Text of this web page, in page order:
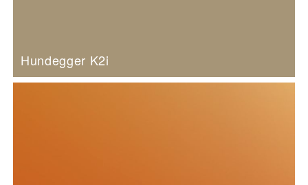
Hundegger K2i